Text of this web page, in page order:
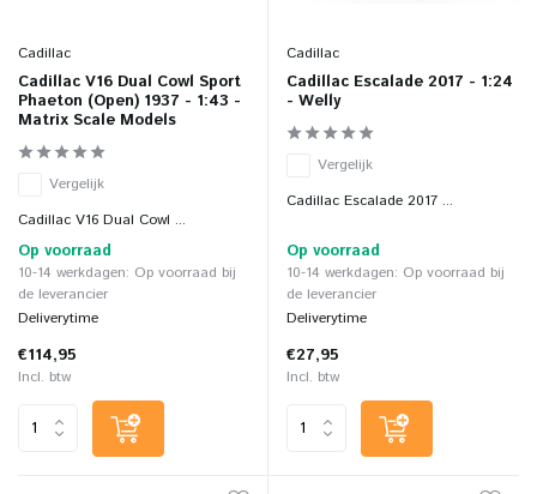
Cadillac
Cadillac V16 Dual Cowl Sport
Phaeton (Open) 1937 - 1:43 -
Matrix Scale Models
Vergelijk
Cadillac V16 Dual Cowl ...
Op voorraad
10-14 werkdagen: Op voorraad bij
de leverancier
Deliverytime
€114,95
Incl. btw
Cadillac
Cadillac Escalade 2017 - 1:24
- Welly
Vergelijk
Cadillac Escalade 2017 ...
Op voorraad
10-14 werkdagen: Op voorraad bij
de leverancier
Deliverytime
€27,95
Incl. btw